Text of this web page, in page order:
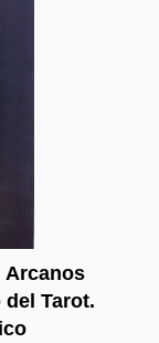
Arcanos
del Tarot.